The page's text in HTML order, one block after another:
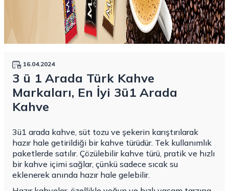
16.04.2024
3 ü 1 Arada Türk Kahve
Markaları, En İyi 3ü1 Arada
Kahve
3ü1 arada kahve, süt tozu ve şekerin karıştırılarak
hazır hale getirildiği bir kahve türüdür. Tek kullanımlık
paketlerde satılır. Çözülebilir kahve türü, pratik ve hızlı
bir kahve içimi sağlar, çünkü sadece sıcak su
eklenerek anında hazır hale gelebilir.